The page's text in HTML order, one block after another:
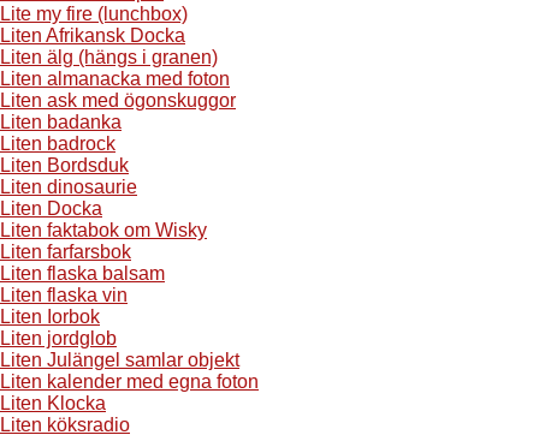
Lite my fire (lunchbox)
Liten Afrikansk Docka
Liten älg (hängs i granen)
Liten almanacka med foton
Liten ask med ögonskuggor
Liten badanka
Liten badrock
Liten Bordsduk
Liten dinosaurie
Liten Docka
Liten faktabok om Wisky
Liten farfarsbok
Liten flaska balsam
Liten flaska vin
Liten Iorbok
Liten jordglob
Liten Julängel samlar objekt
Liten kalender med egna foton
Liten Klocka
Liten köksradio